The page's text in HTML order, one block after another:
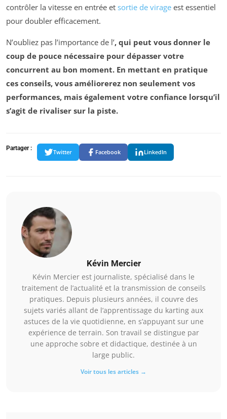
contrôler la vitesse en entrée et sortie de virage est essentiel
pour doubler efficacement.
N’oubliez pas l’importance de l’, qui peut vous donner le
coup de pouce nécessaire pour dépasser votre
concurrent au bon moment. En mettant en pratique
ces conseils, vous améliorerez non seulement vos
performances, mais également votre confiance lorsqu’il
s’agit de rivaliser sur la piste.
Partager :
Twitter Facebook LinkedIn
Kévin Mercier
Kévin Mercier est journaliste, spécialisé dans le
traitement de l’actualité et la transmission de conseils
pratiques. Depuis plusieurs années, il couvre des
sujets variés allant de l’apprentissage du karting aux
astuces de la vie quotidienne, en s’appuyant sur une
expérience de terrain. Son travail se distingue par
une approche sobre et didactique, destinée à un
large public.
Voir tous les articles →